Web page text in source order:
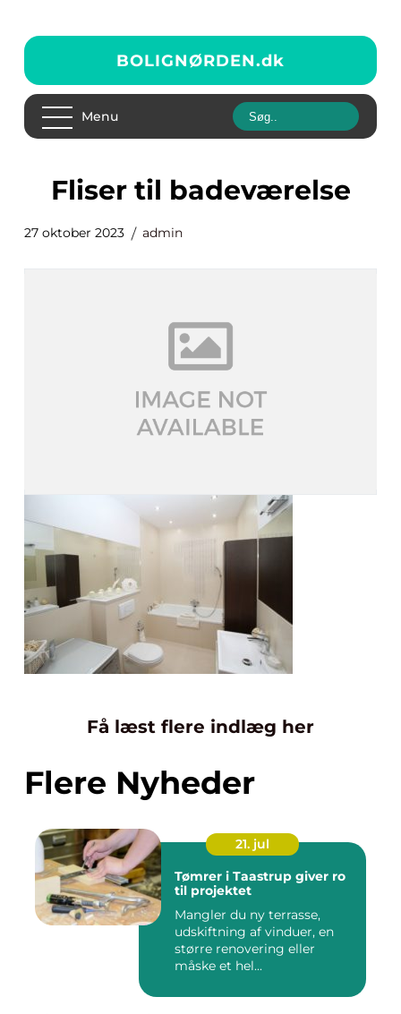
BOLIGNØRDEN.dk
Menu
fliser til badeværelse
27 oktober 2023 admin
Få læst flere indlæg her
Flere Nyheder
21. jul
Tømrer i Taastrup giver ro
til projektet
Mangler du ny terrasse,
udskiftning af vinduer, en
større renovering eller
måske et hel...